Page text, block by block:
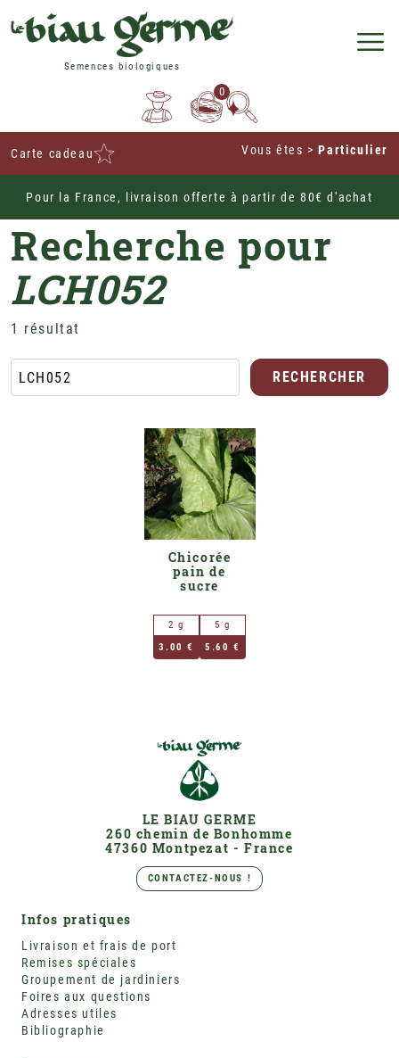
Semences biologiques
0
Carte cadeau Vous êtes >Particulier
Pour la France, livraison offerte à partir de 80€ d'achat
Home
Recherche pour
LCH052
1 résultat
RECHERCHER
Chicorée
pain de
sucre
2 g
3.00 €
5 g
5.60 €
LE BIAU GERME
260 chemin de Bonhomme
47360 Montpezat - France
CONTACTEZ-NOUS !
Infos pratiques
Livraison et frais de port
Remises spéciales
Groupement de jardiniers
Foires aux questions
Adresses utiles
Bibliographie